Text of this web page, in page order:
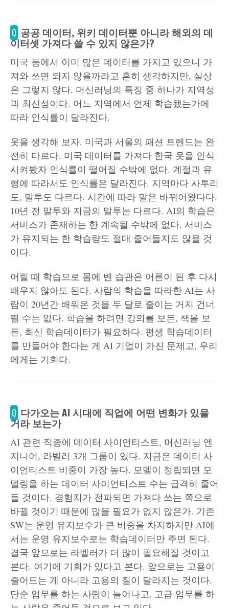
Q 공공 데이터, 위키 데이터뿐 아니라 해외의 데
이터셋 가져다 쓸 수 있지 않은가?
미국 등에서 이미 많은 데이터를 가지고 있으니 가
져와 쓰면 되지 않을까라고 흔히 생각하지만, 실상
은 그렇지 않다. 머신러닝의 특징 중 하나가 지역성
과 최신성이다. 어느 지역에서 언제 학습됐는가에
따라 인식률이 달라진다.
옷을 생각해 보자. 미국과 서울의 패션 트렌드는 완
전히 다르다. 미국 데이터를 가져다 한국 옷을 인식
시켜봤자 인식률이 떨어질 수밖에 없다. 계절과 유
행에 따라서도 인식률은 달라진다. 지역마다 사투리
도, 말투도 다르다. 시간에 따라 말은 바뀌어왔다다.
10년 전 말투와 지금의 말투는 다르다. AI의 학습은
서비스가 존재하는 한 계속될 수밖에 없다. 서비스
가 유지되는 한 학습량도 절대 줄어들지도 않을 것
이다.
어릴 때 학습으로 몸에 벤 습관은 어른이 된 후 다시
배우지 않아도 된다. 사람의 학습을 따라한 AI는 사
람이 20년간 배워온 것을 두 달로 줄이는 거지 건너
뛸 수는 없다. 학습을 하려면 강의를 보든, 책을 보
든, 최신 학습데이터가 필요하다. 평생 학습데이터
를 만들어야 한다는 게 AI 기업이 가진 문제고, 우리
에게는 기회다.
Q 다가오는 AI 시대에 직업에 어떤 변화가 있을
거라 보는가
AI 관련 직종에 데이터 사이언티스트, 머신러닝 엔
지니어, 라벨러 3개 그룹이 있다. 지금은 데이터 사
이언티스트 비중이 가장 높다. 모델이 정립되면 모
델링을 하는 데이터 사이언티스트 수는 급격히 줄어
들 것이다. 경험치가 전파되면 가져다 쓰는 쪽으로
바뀔 것이기 때문에 많을 필요가 없지 않은가. 기존
SW는 운영 유지보수가 큰 비중을 차지하지만 AI에
서는 운영 유지보수로는 학습데이터만 주면 된다.
결국 앞으로는 라벨러가 더 많이 필요해질 것이고
본다. 여기에 기회가 있다고 본다. 앞으로는 고용이
줄어드는 게 아니라 고용의 질이 달라지는 것이다.
단순 업무를 하는 사람이 늘어나고, 고급 업무를 하